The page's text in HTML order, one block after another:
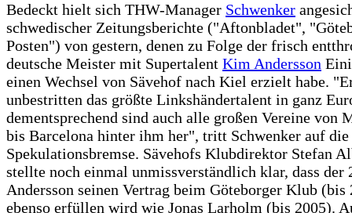
Bedeckt hielt sich THW-Manager Schwenker
schwedischer Zeitungsberichte ("Aftonbladet",
Posten") von gestern, denen zu Folge der frisch
deutsche Meister mit Supertalent Kim Andersson
einen Wechsel von Sävehof nach Kiel erzielt habe.
unbestritten das größte Linkshändertalent in ganz
dementsprechend sind auch alle großen Vereine von
bis Barcelona hinter ihm her", tritt Schwenker auf die
Spekulationsbremse. Sävehofs Klubdirektor Stefan
stellte noch einmal unmissverständlich klar, dass der
Andersson seinen Vertrag beim Göteborger Klub (bis
ebenso erfüllen wird wie Jonas Larholm (bis 2005).